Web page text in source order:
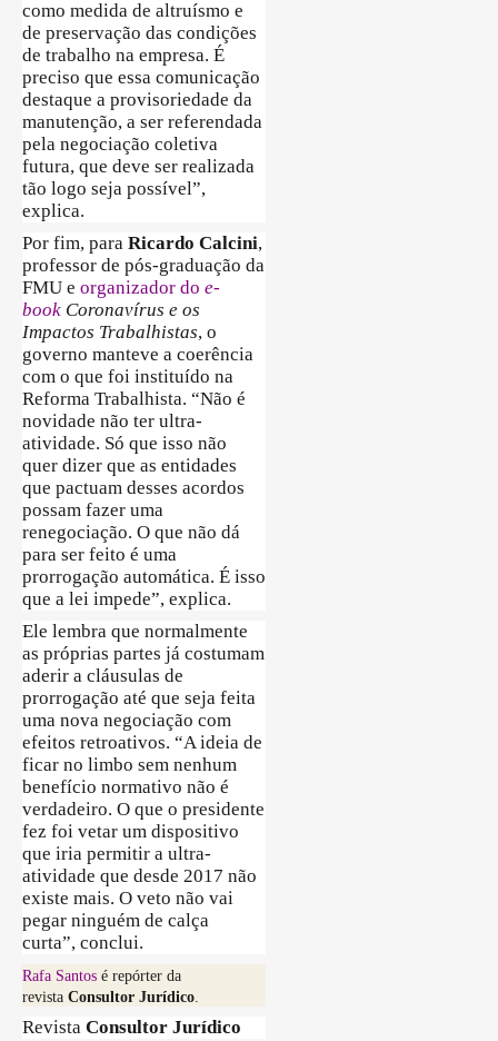
como medida de altruísmo e
de preservação das condições
de trabalho na empresa. É
preciso que essa comunicação
destaque a provisoriedade da
manutenção, a ser referendada
pela negociação coletiva
futura, que deve ser realizada
tão logo seja possível”,
explica.
Por fim, para Ricardo Calcini,
professor de pós-graduação da
FMU e organizador do e-
book Coronavírus e os
Impactos Trabalhistas, o
governo manteve a coerência
com o que foi instituído na
Reforma Trabalhista. “Não é
novidade não ter ultra-
atividade. Só que isso não
quer dizer que as entidades
que pactuam desses acordos
possam fazer uma
renegociação. O que não dá
para ser feito é uma
prorrogação automática. É isso
que a lei impede”, explica.
Ele lembra que normalmente
as próprias partes já costumam
aderir a cláusulas de
prorrogação até que seja feita
uma nova negociação com
efeitos retroativos. “A ideia de
ficar no limbo sem nenhum
benefício normativo não é
verdadeiro. O que o presidente
fez foi vetar um dispositivo
que iria permitir a ultra-
atividade que desde 2017 não
existe mais. O veto não vai
pegar ninguém de calça
curta”, conclui.
Rafa Santos é repórter da
revista Consultor Jurídico.
Revista Consultor Jurídico